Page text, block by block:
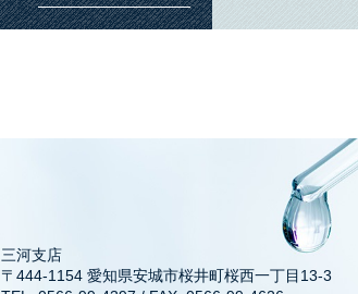
三河支店
〒444-1154 愛知県安城市桜井町桜西一丁目13-3